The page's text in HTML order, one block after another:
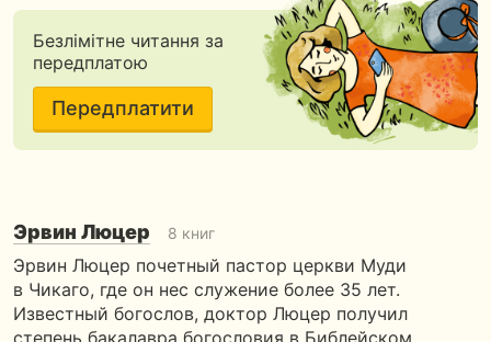
Безлімітне читання за
передплатою
Передплатити
Эрвин Люцер 8 книг
Эрвин Люцер почетный пастор церкви Муди
в Чикаго, где он нес служение более 35 лет.
Известный богослов, доктор Люцер получил
степень бакалавра богословия в Библейском